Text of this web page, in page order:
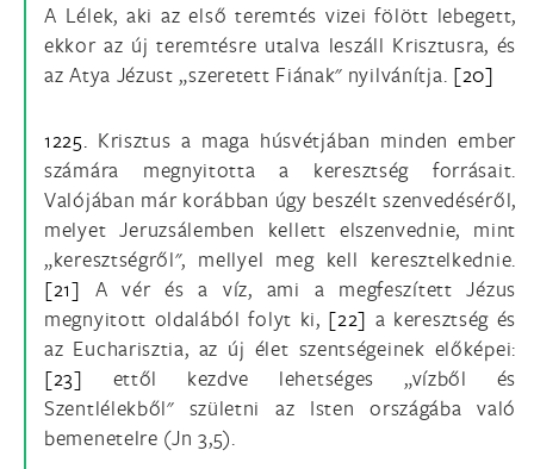
A Lélek, aki az első teremtés vizei fölött lebegett,
ekkor az új teremtésre utalva leszáll Krisztusra, és
az Atya Jézust „szeretett Fiának" nyilvánítja. [20]
1225. Krisztus a maga húsvétjában minden ember
számára megnyitotta a keresztség forrásait.
Valójában már korábban úgy beszélt szenvedéséről,
melyet Jeruzsálemben kellett elszenvednie, mint
„keresztségről", mellyel meg kell keresztelkednie.
[21] A vér és a víz, ami a megfeszített Jézus
megnyitott oldalából folyt ki, [22] a keresztség és
az Eucharisztia, az új élet szentségeinek előképei:
[23] ettől kezdve lehetséges „vízből és
Szentlélekből" születni az Isten országába való
bemenetelre (Jn 3,5).